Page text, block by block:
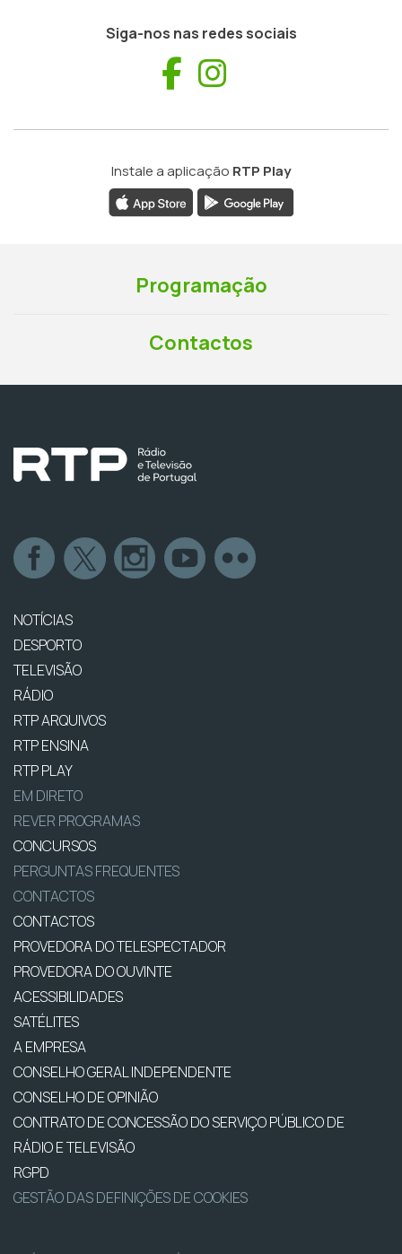
Siga-nos nas redes sociais
Facebook
Instale a aplicação RTP Play
Programação
Contactos
NOTÍCIAS
DESPORTO
TELEVISÃO
RÁDIO
RTP ARQUIVOS
RTP ENSINA
RTP PLAY
EM DIRETO
REVER PROGRAMAS
CONCURSOS
PERGUNTAS FREQUENTES
CONTACTOS
CONTACTOS
PROVEDORA DO TELESPECTADOR
PROVEDORA DO OUVINTE
ACESSIBILIDADES
SATÉLITES
A EMPRESA
CONSELHO GERAL INDEPENDENTE
CONSELHO DE OPINIÃO
CONTRATO DE CONCESSÃO DO SERVIÇO PÚBLICO DE
RÁDIO E TELEVISÃO
RGPD
GESTÃO DAS DEFINIÇÕES DE COOKIES